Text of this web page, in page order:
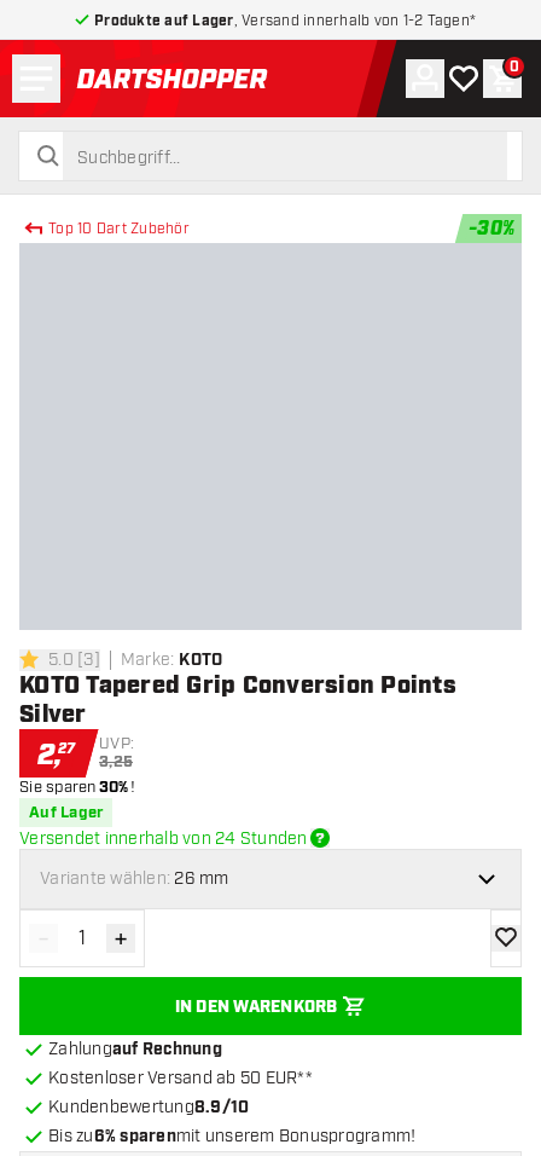
Produkte auf Lager , Versand innerhalb von 1-2 Tagen*
zurück zur Startseite
suchen
suchen
Konto
Meine 0
Top 10 Dart Zubehör -30%
5 Bewertungssterne
5.0 [3] Marke: KOTO
KOTO Tapered Grip Conversion Points
Silver
2,27 UVP:
3,25
Sie sparen30%!
Auf Lager
Versendet innerhalb von 24 Stunden
Variante wählen: 26 mm
Menge verringern
- Menge erhöhen
+
IN DEN WARENKORB
Zur
Zahlungauf Rechnung
Kostenloser Versand ab 50 EUR**
Kundenbewertung8.9/10
Bis zu6% sparenmit unserem Bonusprogramm!